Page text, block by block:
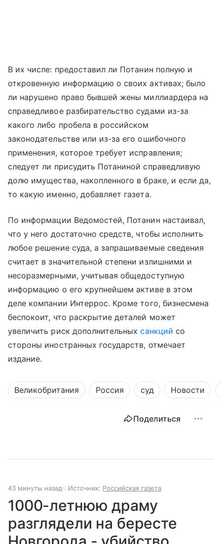
В их числе: предоставил ли Потанин полную и
откровенную информацию о своих активах; было
ли нарушено право бывшей жены миллиардера на
справедливое разбирательство судами из-за
какого либо пробела в российском
законодательстве или из-за его ошибочного
применения, которое требует исправления;
следует ли присудить Потаниной справедливую
долю имущества, накопленного в браке, и если да,
то какую именно, добавляет газета.
По информации Ведомостей, Потанин настаивал,
что у него достаточно средств, чтобы исполнить
любое решение суда, а запрашиваемые сведения
считает в значительной степени излишними и
несоразмерными, учитывая общедоступную
информацию о его крупнейшем активе в этом
деле компании Интеррос. Кроме того, бизнесмена
беспокоит, что раскрытие деталей может
увеличить риск дополнительныхсанкций со
стороны иностранных государств, отмечает
издание.
Великобритания Россия суд Новости
Поделиться
43 минуты назад Источник: Российская газета
1000-летнюю драму
разглядели на бересте